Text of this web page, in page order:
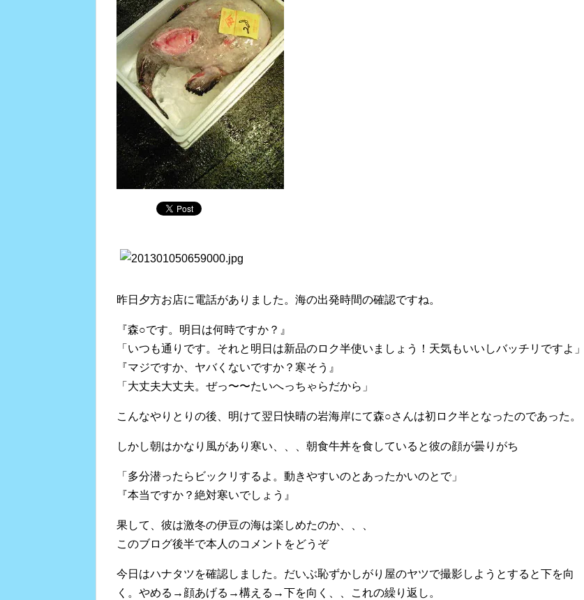
昨日夕方お店に電話がありました。海の出発時間の確認ですね。
『森○です。明日は何時ですか？』
「いつも通りです。それと明日は新品のロク半使いましょう！天気もいいしバッチリですよ」
『マジですか、ヤバくないですか？寒そう』
「大丈夫大丈夫。ぜっ〜〜たいへっちゃらだから」
こんなやりとりの後、明けて翌日快晴の岩海岸にて森○さんは初ロク半となったのであった。
しかし朝はかなり風があり寒い、、、朝食牛丼を食していると彼の顔が曇りがち
「多分潜ったらビックリするよ。動きやすいのとあったかいのとで」
『本当ですか？絶対寒いでしょう』
果して、彼は激冬の伊豆の海は楽しめたのか、、、
このブログ後半で本人のコメントをどうぞ
今日はハナタツを確認しました。だいぶ恥ずかしがり屋のヤツで撮影しようとすると下を向
く。やめる→顔あげる→構える→下を向く、、これの繰り返し。